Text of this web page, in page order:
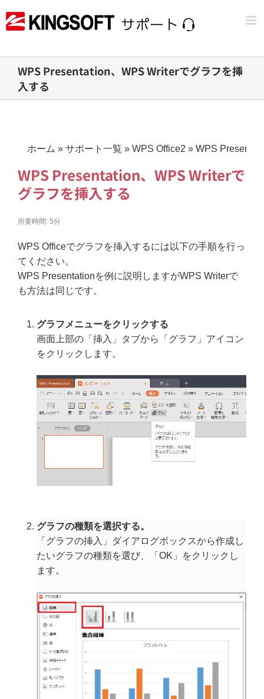
to
WPS Presentation、WPS Writerでグラフを挿
入する
ホーム » サポート一覧 » WPS Office2 » WPS
WPS Presentation、WPS Writerで
グラフを挿入する
所要時間: 5分
WPS Officeでグラフを挿入するには以下の手順を行っ
てください。
WPS Presentationを例に説明しますがWPS Writerで
も方法は同じです。
グラフメニューをクリックする
画面上部の「挿入」タブから「グラフ」アイコン
をクリックします。
グラフの種類を選択する。
「グラフの挿入」ダイアログボックスから作成し
たいグラフの種類を選び、「OK」をクリックし
ます。